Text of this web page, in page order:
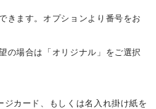
きます。オプションより番号をお
の場合は「オリジナル」をご選択
カード、もしくは名入れ掛け紙を